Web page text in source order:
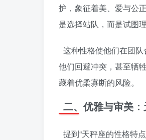
护，象征着美、爱与公
是选择站队，而是试图
这种性格使他们在团
他们回避冲突，甚至牺
藏着优柔寡断的风险。
二、优雅与审美
提到“天秤座的性格特